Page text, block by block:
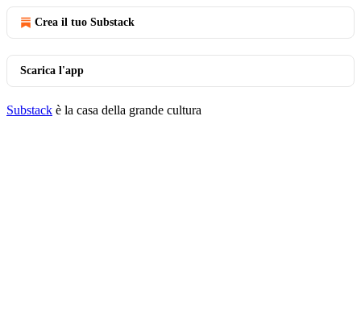
Crea il tuo Substack
Scarica l'app
Substack è la casa della grande cultura